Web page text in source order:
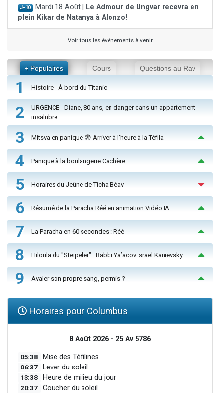
J-10 Mardi 18 Août |
Le Admour de Ungvar recevra en
plein Kikar de Natanya à Alonzo!
Voir tous les événements à venir
+ Populaires Cours Questions au Rav
1 Histoire - À bord du Titanic
2
URGENCE - Diane, 80 ans, en danger dans un appartement
insalubre
3 Mitsva en panique 😨 Arriver à l'heure à la Téfila
4 Panique à la boulangerie Cachère
5 Horaires du Jeûne de Ticha Béav
6 Résumé de la Paracha Réé en animation Vidéo IA
7 La Paracha en 60 secondes : Réé
8 Hiloula du "Steïpeler" : Rabbi Ya’acov Israël Kanievsky
9 Avaler son propre sang, permis ?
Horaires pour Columbus
8 Août 2026 - 25 Av 5786
05:38 Mise des Téfilines
06:37 Lever du soleil
13:38 Heure de milieu du jour
20:37 Coucher du soleil